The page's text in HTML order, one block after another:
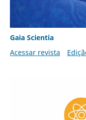
Gaia Scientia
Acessar revista